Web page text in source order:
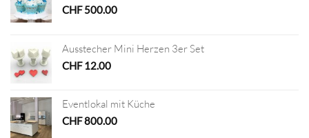
CHF500.00
Ausstecher Mini Herzen 3er Set
CHF12.00
Eventlokal mit Küche
CHF800.00